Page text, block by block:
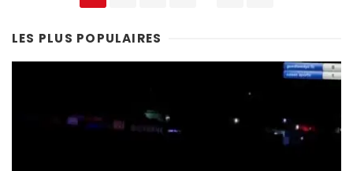
navigation
LES PLUS POPULAIRES